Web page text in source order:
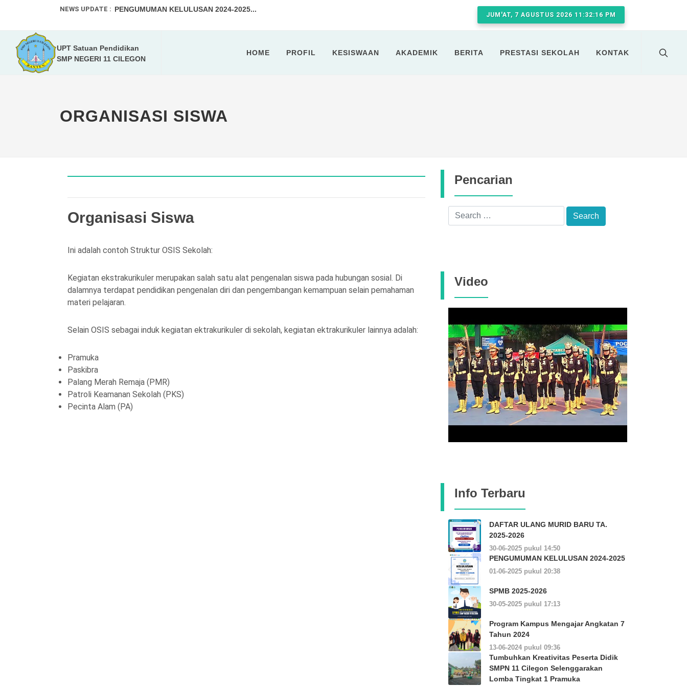
NEWS UPDATE : PENGUMUMAN KELULUSAN 2024-2025...
Program Kampus Mengajar Angkatan 7 Tahun 2024...
Walikota dan Kadis Pendidikan Kota Cilegon Kunjungi SMPN 11 ...
KEJUARAAN OLAHRAGA PRESTASI 2022...
DAFTAR ULANG MURID BARU TA. 2025-2026...
JUM'AT, 7 AGUSTUS 2026 11:32:17 PM
UPT Satuan Pendidikan
SMP NEGERI 11 CILEGON
HOME PROFIL KESISWAAN AKADEMIK BERITA PRESTASI SEKOLAH KONTAK
ORGANISASI SISWA
Organisasi Siswa
Ini adalah contoh Struktur OSIS Sekolah:
Kegiatan ekstrakurikuler merupakan salah satu alat pengenalan siswa pada hubungan sosial. Di
dalamnya terdapat pendidikan pengenalan diri dan pengembangan kemampuan selain pemahaman
materi pelajaran.
Selain OSIS sebagai induk kegiatan ektrakurikuler di sekolah, kegiatan ektrakurikuler lainnya adalah:
Pramuka
Paskibra
Palang Merah Remaja (PMR)
Patroli Keamanan Sekolah (PKS)
Pecinta Alam (PA)
Pencarian
Video
Info Terbaru
DAFTAR ULANG MURID BARU TA.
2025-2026
30-06-2025 pukul 14:50
PENGUMUMAN KELULUSAN 2024-2025
01-06-2025 pukul 20:38
SPMB 2025-2026
30-05-2025 pukul 17:13
Program Kampus Mengajar Angkatan 7
Tahun 2024
13-06-2024 pukul 09:36
Tumbuhkan Kreativitas Peserta Didik
SMPN 11 Cilegon Selenggarakan
Lomba Tingkat 1 Pramuka